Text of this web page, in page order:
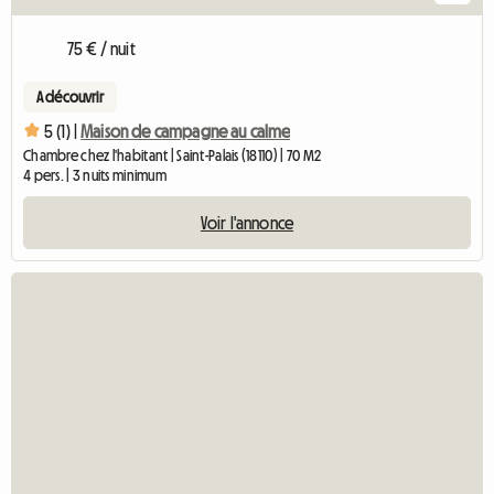
75 € / nuit
A découvrir
5 (1) | Maison de campagne au calme
Chambre chez l'habitant | Saint-Palais (18110) | 70 M2
4 pers. | 3 nuits minimum
Voir l'annonce